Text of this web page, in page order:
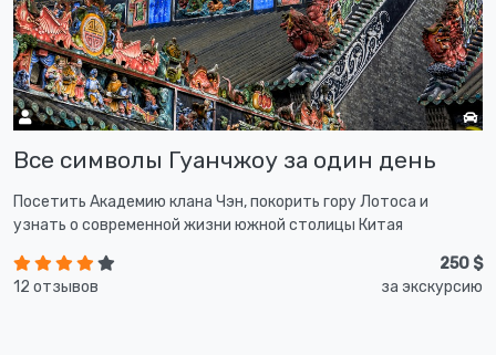
Все символы Гуанчжоу за один день
Посетить Академию клана Чэн, покорить гору Лотоса и
узнать о современной жизни южной столицы Китая
12 отзывов
250 $
за экскурсию